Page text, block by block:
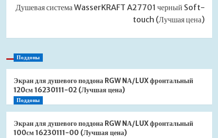
Душевая система WasserKRAFT A27701 черный Soft-
touch (Лучшая цена)
Поддоны
Экран для душевого поддона RGW NА/LUX фронтальный
120см 16230111-02 (Лучшая цена)
Поддоны
Экран для душевого поддона RGW NА/LUX фронтальный
100см 16230111-00 (Лучшая цена)